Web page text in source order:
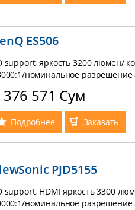
ES506
support, яркость 3200 люмен/
номинальное разрешение
376 571 Сум
Подробнее Заказать
PJD5155
support, HDMI яркость 3300
номинальное разрешение